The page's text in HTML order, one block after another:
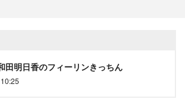
田明日香のフィーリンきっちん